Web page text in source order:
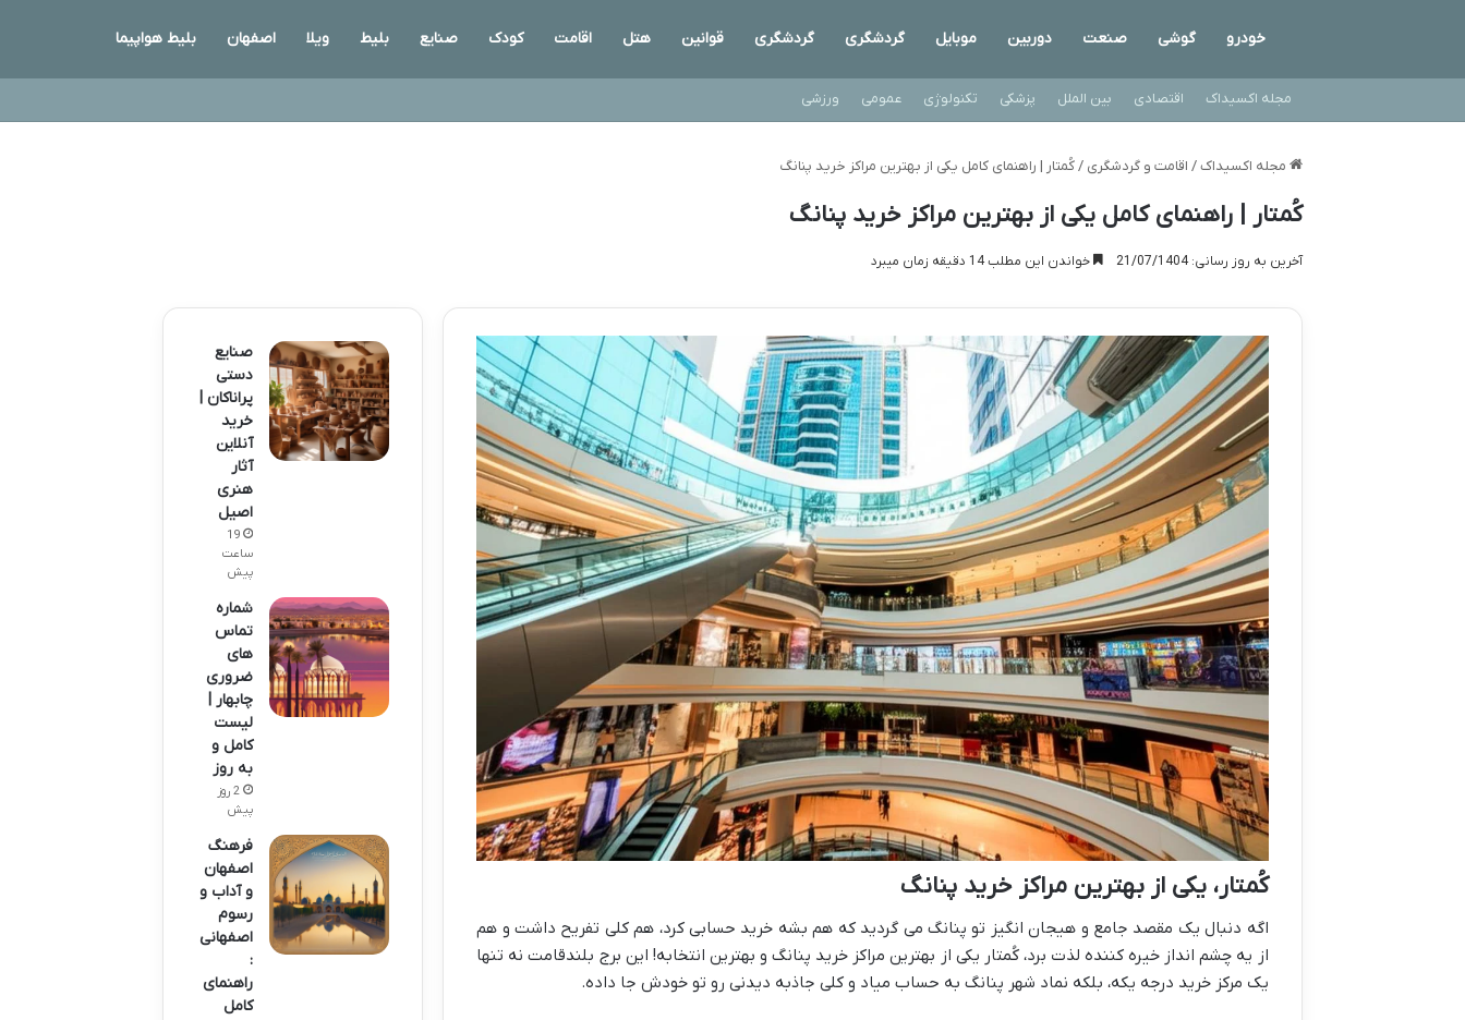
خودرو گوشی صنعت دوربین موبایل گردشگری گردشگری قوانین هتل اقامت کودک صنایع بلیط ویلا اصفهان بلیط هواپیما
مجله اکسیداک اقتصادی بین الملل پزشکی تکنولوژی عمومی ورزشی
مجله اکسیداک / اقامت و گردشگری / کُمتار | راهنمای کامل یکی از بهترین مراکز خرید پنانگ
کُمتار | راهنمای کامل یکی از بهترین مراکز خرید پنانگ
آخرین به روز رسانی: 21/07/1404 خواندن این مطلب 14 دقیقه زمان میبرد
کُمتار، یکی از بهترین مراکز خرید پنانگ
اگه دنبال یک مقصد جامع و هیجان انگیز تو پنانگ می گردید که هم بشه خرید حسابی کرد، هم کلی تفریح داشت و هم
از یه چشم انداز خیره کننده لذت برد، کُمتار یکی از بهترین مراکز خرید پنانگ و بهترین انتخابه! این برج بلندقامت نه تنها
یک مرکز خرید درجه یکه، بلکه نماد شهر پنانگ به حساب میاد و کلی جاذبه دیدنی رو تو خودش جا داده.
صنایع
دستی
پراناکان |
خرید
آنلاین
آثار
هنری
اصیل
19
ساعت
پیش
شماره
تماس
های
ضروری
چابهار |
لیست
کامل و
به روز
2 روز
پیش
فرهنگ
اصفهان
و آداب و
رسوم
اصفهانی
:
راهنمای
کامل